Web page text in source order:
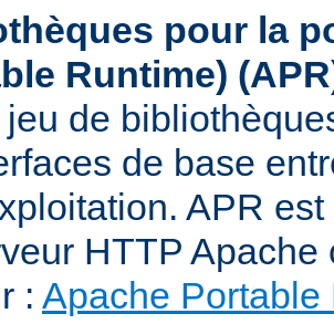
pour la
Runtime)
jeu de
de base
APR
HTTP
: Apache